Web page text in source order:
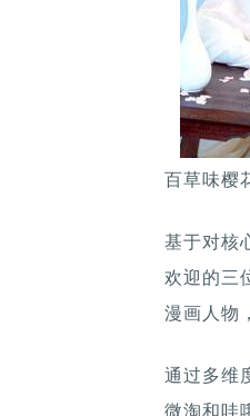
百草味樱
基于对核
欢迎的三
漫画人物
通过多维
微淘和哇